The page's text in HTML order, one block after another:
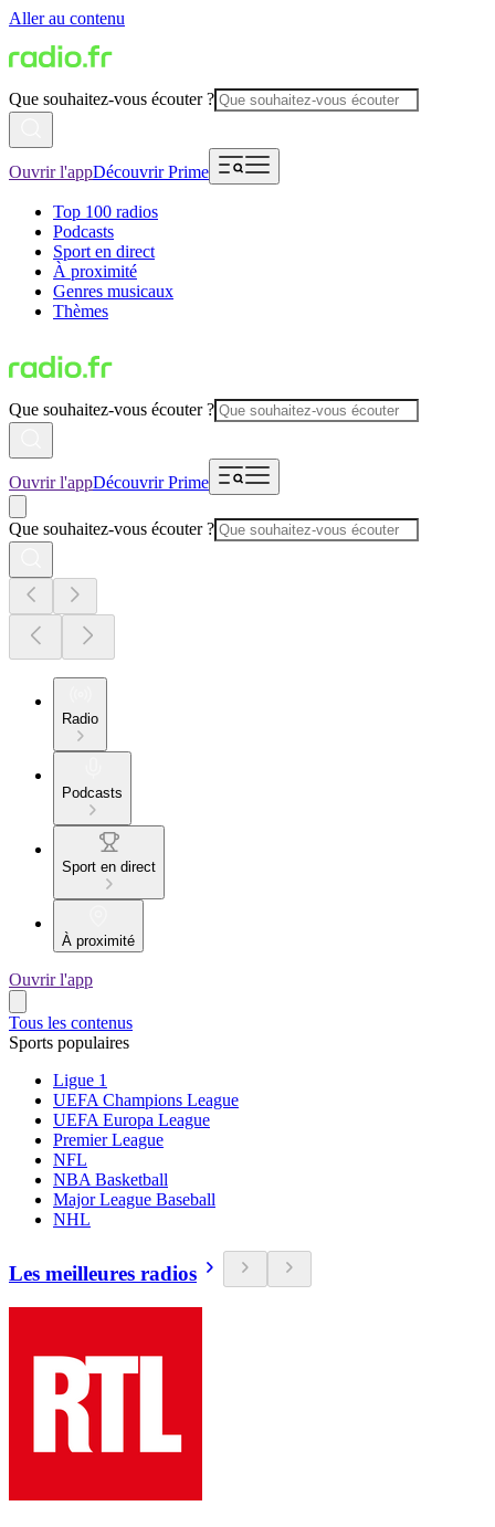
Aller au contenu
Que souhaitez-vous écouter ?
Ouvrir l'appDécouvrir Prime
Top 100 radios
Podcasts
Sport en direct
À proximité
Genres musicaux
Thèmes
Que souhaitez-vous écouter ?
Ouvrir l'appDécouvrir Prime
Que souhaitez-vous écouter ?
Radio
Podcasts
Sport en direct
À proximité
Ouvrir l'app
Tous les contenus
Sports populaires
Ligue 1
UEFA Champions League
UEFA Europa League
Premier League
NFL
NBA Basketball
Major League Baseball
NHL
Les meilleures radios